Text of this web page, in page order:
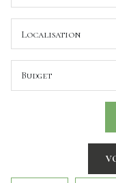
Localisation
Budget